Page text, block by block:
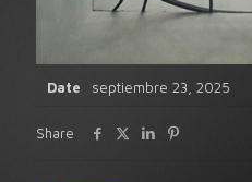
Date septiembre 23, 2025
Share